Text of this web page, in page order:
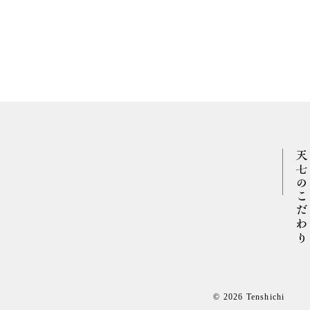
天七のこだわり
© 2026 Tenshichi